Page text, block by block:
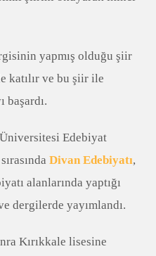
yapmış olduğu şiir
katılır ve bu şiir ile
başardı.
Edebiyat
Divan Edebiyatı,
alanlarında yaptığı
dergilerde yayımlandı.
Kırıkkale lisesine